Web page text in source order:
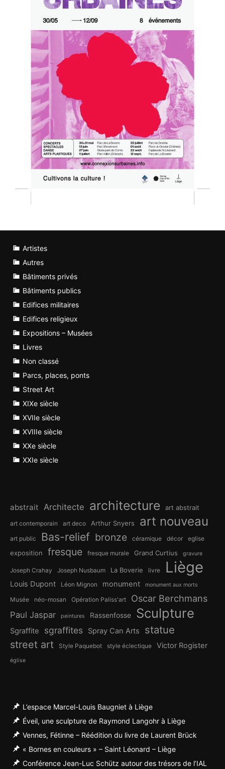
Artistes
Autres
Bâtiments privés
Bâtiments publics
Edifices militaires
Edifices religieux
Expositions – Musées
Livres
Non classé
Parcs, places, ponts
Street Art
XIXe siècle
XVIIe siècle
XVIIIe siècle
XXe siècle
XXIe siècle
abstrait Architecte architecture art abstrait
art contemporain art deco Arthur Snyers art nouveau
art public Bas-relief bronze céramique décor eglise
exposition fresque fresque murale Grand Curtius gravure
Joseph Crahay Joseph Nusbaum La Boverie livre Liège
Louis Dupont Léon Mignon monument monument aux morts
Musée néo-mosan Opération Paliss'art Oscar Berchmans
Paul Jaspar peintures Rassenfosse Sculpture
Sgraffite sgraffites Spray Can Arts statue
street art Style Paquebot style éclectique Victor Rogister
église
L’espace Marcel-Louis Baugniet à Liège
Éveil, une sculpture de Raymond Langohr à Liège
Vennes, Fétinne – Réédition du livre de Laurent Brück
« Bornes en couleurs » – Saint Léonard – Liège
Conférence Jean-Luc Schütz autour des trésors de l’IAL